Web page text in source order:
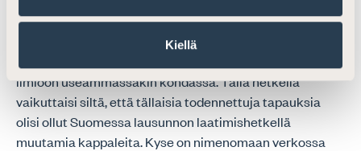
Kiellä
ennenaikainen paljastuminen.
ilmiöön useammassakin kohdassa. Tällä hetkellä
vaikuttaisi siltä, että tällaisia todennettuja tapauksia
olisi ollut Suomessa lausunnon laatimishetkellä
muutamia kappaleita. Kyse on nimenomaan verkossa